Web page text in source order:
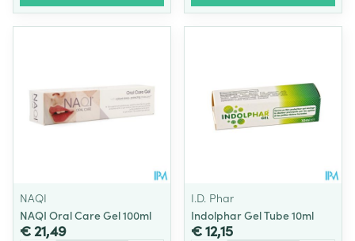
NAQI
NAQI Oral Care Gel 100ml
€ 21,49
I.D. Phar
Indolphar Gel Tube 10ml
€ 12,15